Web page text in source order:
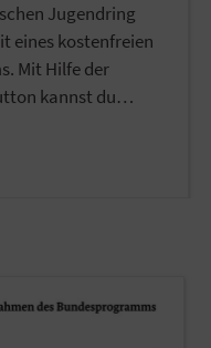
Jugendring
eines kostenfreien
Mit Hilfe der
kannst du…